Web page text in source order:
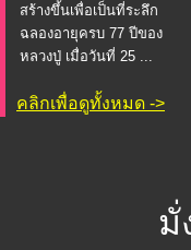
สร้างขึ้นเพื่อเป็นที่ระลึก
ฉลองอายุครบ 77 ปีของ
หลวงปู่ เมื่อวันที่ 25 ...
คลิกเพื่อดูทั้งหมด ->
มั่